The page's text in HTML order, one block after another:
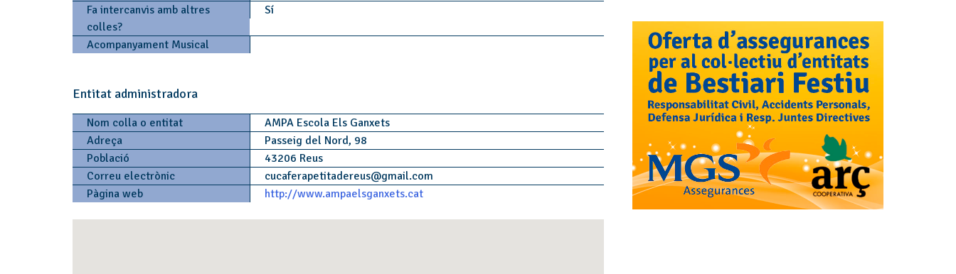
Fa intercanvis amb altres
colles?
Sí
Acompanyament Musical
Entitat administradora
Nom colla o entitat
AMPA Escola Els Ganxets
Adreça
Passeig del Nord, 98
Població
43206 Reus
Correu electrònic
cucaferapetitadereus@gmail.com
Pàgina web
http://www.ampaelsganxets.cat